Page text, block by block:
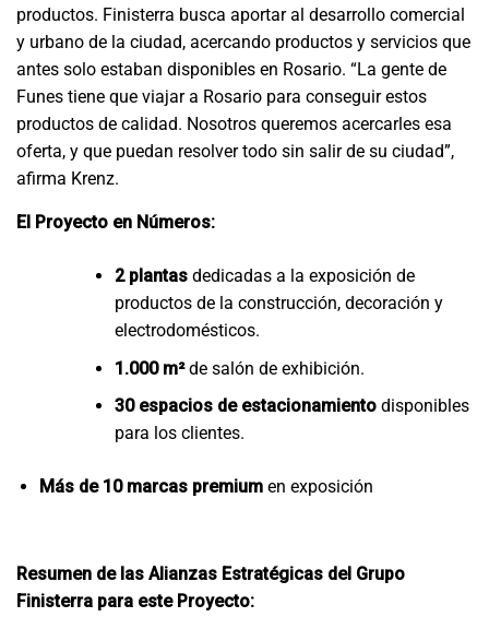
productos. Finisterra busca aportar al desarrollo comercial
y urbano de la ciudad, acercando productos y servicios que
antes solo estaban disponibles en Rosario. “La gente de
Funes tiene que viajar a Rosario para conseguir estos
productos de calidad. Nosotros queremos acercarles esa
oferta, y que puedan resolver todo sin salir de su ciudad”,
afirma Krenz.
El Proyecto en Números:
2 plantasdedicadas a la exposición de
productos de la construcción, decoración y
electrodomésticos.
1.000 m²de salón de exhibición.
30 espacios de estacionamientodisponibles
para los clientes.
Más de 10 marcas premiumen exposición
Resumen de las Alianzas Estratégicas del Grupo
Finisterra para este Proyecto: